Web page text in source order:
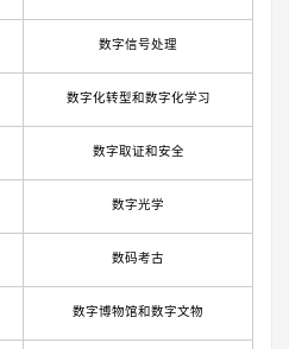
数字信号处理
数字化转型和数字化学习
数字取证和安全
数字光学
数码考古
数字博物馆和数字文物